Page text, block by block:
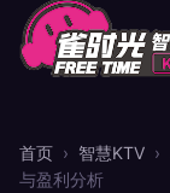
首页 › 智慧KTV ›
与盈利分析